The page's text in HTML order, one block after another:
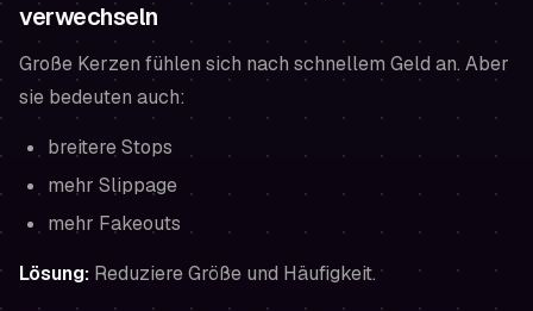
verwechseln
Große Kerzen fühlen sich nach schnellem Geld an. Aber
sie bedeuten auch:
breitere Stops
mehr Slippage
mehr Fakeouts
Lösung: Reduziere Größe und Häufigkeit.